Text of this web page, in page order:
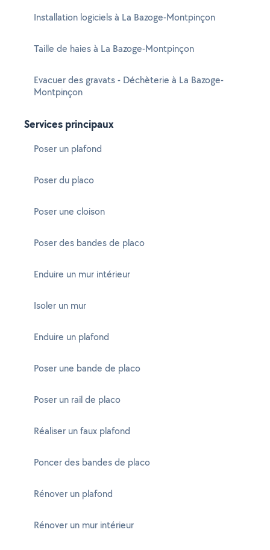
Installation logiciels à La Bazoge-Montpinçon
Taille de haies à La Bazoge-Montpinçon
Evacuer des gravats - Déchèterie à La Bazoge-
Montpinçon
Services principaux
Poser un plafond
Poser du placo
Poser une cloison
Poser des bandes de placo
Enduire un mur intérieur
Isoler un mur
Enduire un plafond
Poser une bande de placo
Poser un rail de placo
Réaliser un faux plafond
Poncer des bandes de placo
Rénover un plafond
Rénover un mur intérieur